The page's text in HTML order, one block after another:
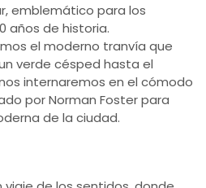
emblemático para los
años de historia.
el moderno tranvía que
verde césped hasta el
internaremos en el cómodo
por Norman Foster para
de la ciudad.